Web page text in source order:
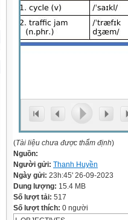
(Tài liệu chưa được thẩm định)
Nguồn:
Người gửi: Thanh Huyền
Ngày gửi: 23h:45' 26-09-2023
Dung lượng: 15.4 MB
Số lượt tải: 517
Số lượt thích: 0 người